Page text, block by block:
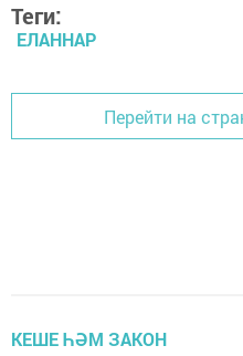
Теги:
ЕЛАННАР
Перейти на
КЕШЕ ҺӘМ ЗАКОН